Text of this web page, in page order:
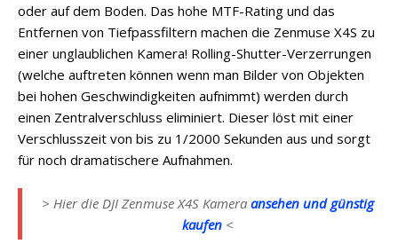
oder auf dem Boden. Das hohe MTF-Rating und das
Entfernen von Tiefpassfiltern machen die Zenmuse X4S zu
einer unglaublichen Kamera! Rolling-Shutter-Verzerrungen
(welche auftreten können wenn man Bilder von Objekten
bei hohen Geschwindigkeiten aufnimmt) werden durch
einen Zentralverschluss eliminiert. Dieser löst mit einer
Verschlusszeit von bis zu 1/2000 Sekunden aus und sorgt
für noch dramatischere Aufnahmen.
> Hier die DJI Zenmuse X4S Kamera ansehen und günstig
kaufen <